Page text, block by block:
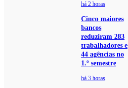
há 2 horas
Cinco maiores
bancos
reduziram 283
trabalhadores e
44 agências no
1.º semestre
há 3 horas